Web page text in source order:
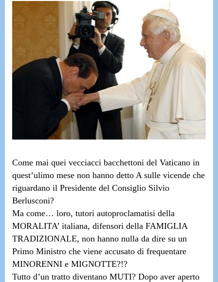
Come mai quei vecciacci bacchettoni del Vaticano in
quest’ulimo mese non hanno detto A sulle vicende che
riguardano il Presidente del Consiglio Silvio
Berlusconi?
Ma come… loro, tutori autoproclamatisi della
MORALITA’ italiana, difensori della FAMIGLIA
TRADIZIONALE, non hanno nulla da dire su un
Primo Ministro che viene accusato di frequentare
MINORENNI e MIGNOTTE?!?
Tutto d’un tratto diventano MUTI? Dopo aver aperto